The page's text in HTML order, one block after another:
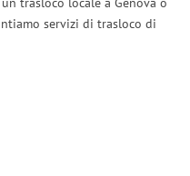
servizi di trasloco di